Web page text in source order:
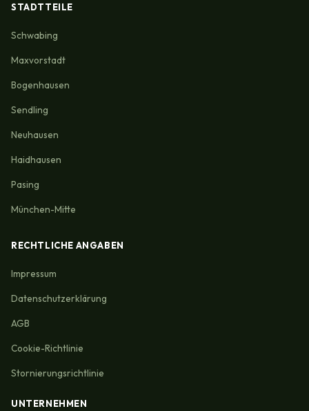
STADTTEILE
Schwabing
Maxvorstadt
Bogenhausen
Sendling
Neuhausen
Haidhausen
Pasing
München-Mitte
RECHTLICHE ANGABEN
Impressum
Datenschutzerklärung
AGB
Cookie-Richtlinie
Stornierungsrichtlinie
UNTERNEHMEN